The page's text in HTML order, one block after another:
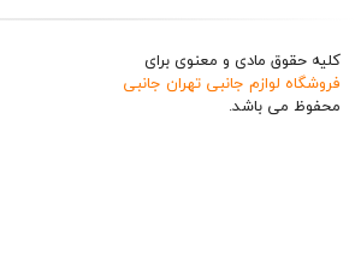
مادی و معنوی برای
جانبی تهران جانبی
باشد.